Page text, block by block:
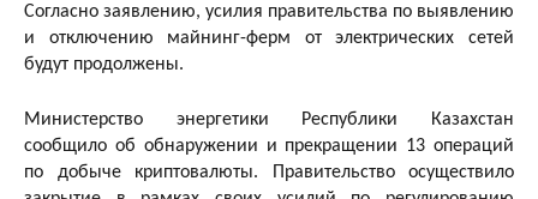
Согласно заявлению, усилия правительства по выявлению
и отключению майнинг-ферм от электрических сетей
будут продолжены.
Министерство энергетики Республики Казахстан
сообщило об обнаружении и прекращении 13 операций
по добыче криптовалюты. Правительство осуществило